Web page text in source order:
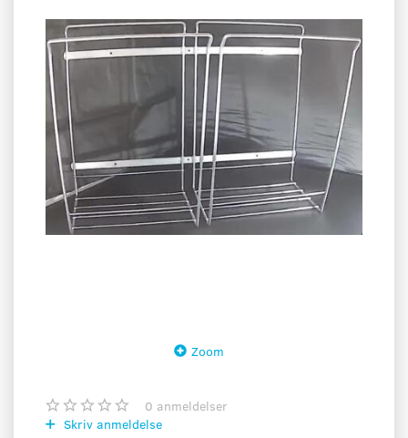
Zoom
0 anmeldelser
Skriv anmeldelse